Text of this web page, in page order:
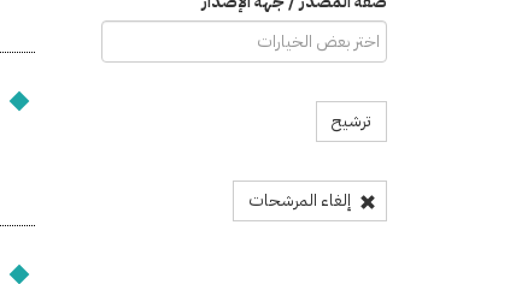
ترشيح
إلغاء المرشحات